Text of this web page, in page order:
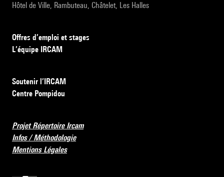
Hôtel de Ville, Rambuteau, Châtelet, Les Halles
Offres d’emploi et stages
L’équipe IRCAM
Soutenir l’IRCAM
Centre Pompidou
Projet Répertoire Ircam
Infos / Méthodologie
Mentions Légales